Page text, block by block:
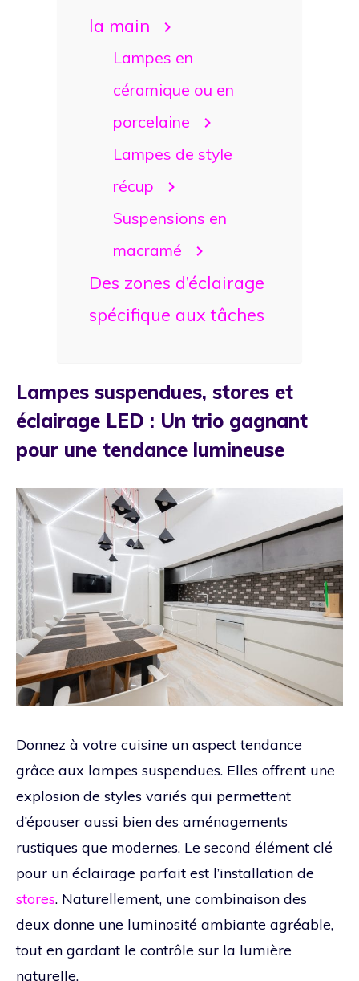
la main
Lampes en
céramique ou en
porcelaine
Lampes de style
récup
Suspensions en
macramé
Des zones d’éclairage
spécifique aux tâches
Lampes suspendues, stores et
éclairage LED : Un trio gagnant
pour une tendance lumineuse
Donnez à votre cuisine un aspect tendance
grâce aux lampes suspendues. Elles offrent une
explosion de styles variés qui permettent
d’épouser aussi bien des aménagements
rustiques que modernes. Le second élément clé
pour un éclairage parfait est l’installation de
stores. Naturellement, une combinaison des
deux donne une luminosité ambiante agréable,
tout en gardant le contrôle sur la lumière
naturelle.